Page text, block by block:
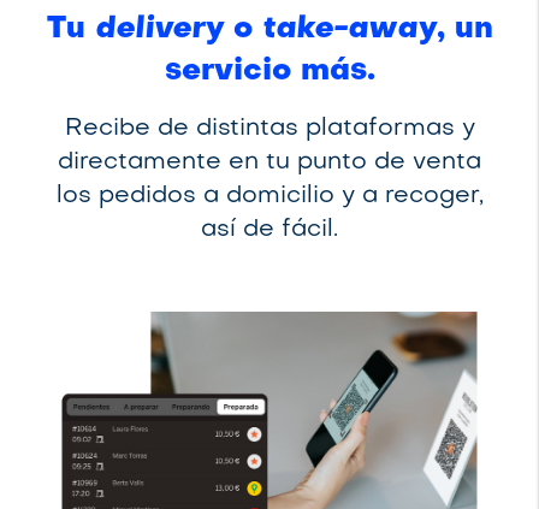
Tu deliveryo take-away, un
servicio más.
Recibe de distintas plataformas y
directamente en tu punto de venta
los pedidos a domicilio y a recoger,
así de fácil.